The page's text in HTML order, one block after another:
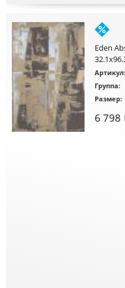
Eden
Артикул:
Группа:
Размер:
6 798